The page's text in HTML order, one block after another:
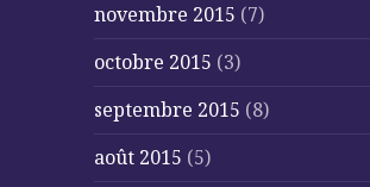
novembre 2015 (7)
octobre 2015 (3)
septembre 2015 (8)
août 2015 (5)